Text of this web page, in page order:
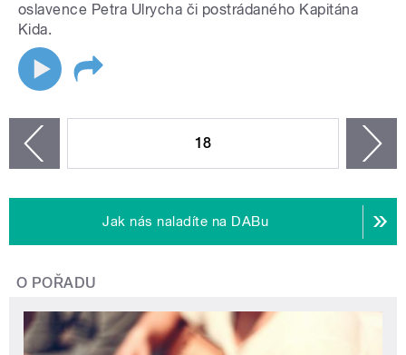
oslavence Petra Ulrycha či postrádaného Kapitána
Kida.
18
Jak nás naladíte na DABu
O POŘADU